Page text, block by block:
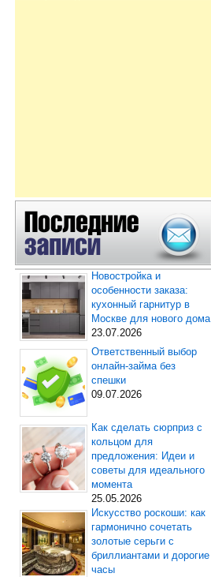
Новостройка и
особенности заказа:
кухонный гарнитур в
Москве для нового дома
23.07.2026
Ответственный выбор
онлайн-займа без
спешки
09.07.2026
Как сделать сюрприз с
кольцом для
предложения: Идеи и
советы для идеального
момента
25.05.2026
Искусство роскоши: как
гармонично сочетать
золотые серьги с
бриллиантами и дорогие
часы